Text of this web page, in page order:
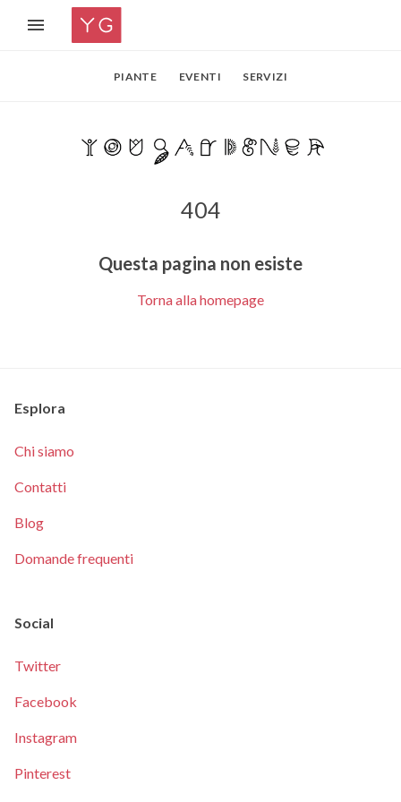
PIANTE EVENTI SERVIZI
404
Questa pagina non esiste
Torna alla homepage
Esplora
Chi siamo
Contatti
Blog
Domande frequenti
Social
Twitter
Facebook
Instagram
Pinterest